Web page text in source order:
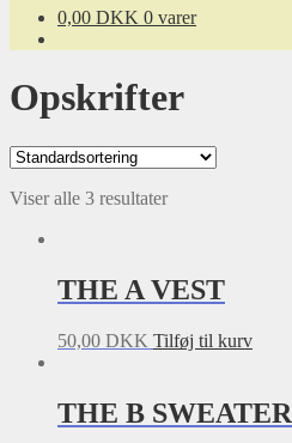
0,00 DKK 0 varer
Opskrifter
Viser alle 3 resultater
THE A VEST
50,00 DKK Tilføj til kurv
THE B SWEATER